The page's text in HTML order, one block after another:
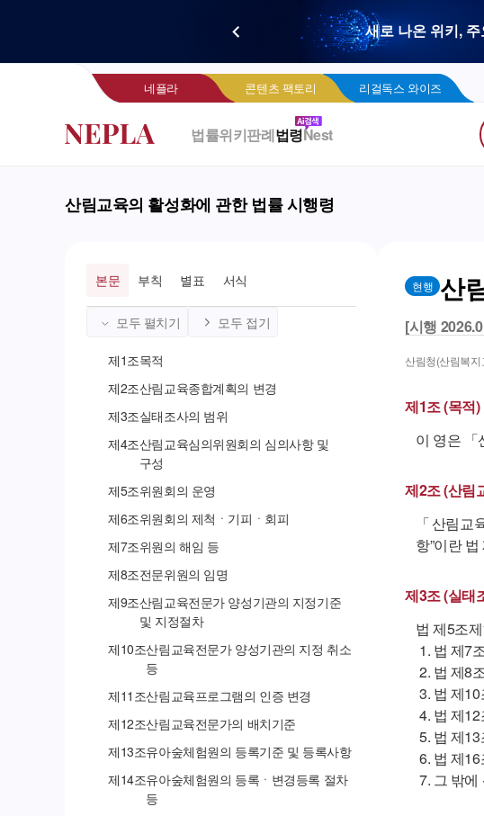
콘
새로 나온 위키,
Wise
네플라 광고 문
네플라 콘텐츠 팩토리 리걸독스 와이즈
법률위키판례법령Nest
산림교육의 활성화에 관한 법률 시행령
본문 부칙 별표 서식
모두 펼치기 모두 접기
제1조목적
제2조산림교육종합계획의 변경
제3조실태조사의 범위
제4조산림교육심의위원회의 심의사항 및
구성
제5조위원회의 운영
제6조위원회의 제척ㆍ기피ㆍ회피
제7조위원의 해임 등
제8조전문위원의 임명
제9조산림교육전문가 양성기관의 지정기준
및 지정절차
제10조산림교육전문가 양성기관의 지정 취소
등
제11 조산림교육프로그램의 인증 변경
제12조산림교육전문가의 배치기준
제13조유아숲체험원의 등록기준 및 등록사항
제14조유아숲체험원의 등록ㆍ변경등록 절차
등
현행 산
[시행
산림청(산림복
제1조 (목적)
이 영은
제2조 (산림
「산림
항”이란
제3조 (실태
법 제5조
1. 법 제7
2. 법 제8
3. 법 제
4. 법 제
5. 법 제
6. 법 제
7. 그 밖